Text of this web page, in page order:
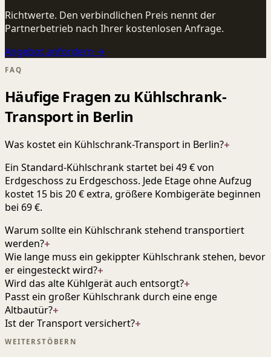
Richtwerte. Den verbindlichen Preis nennt der
Partnerbetrieb nach Ihrer kostenlosen Anfrage.
Angebot anfordern →
FAQ
Häufige Fragen zu Kühlschrank-
Transport in Berlin
Was kostet ein Kühlschrank-Transport in Berlin?+
Ein Standard-Kühlschrank startet bei 49 € von
Erdgeschoss zu Erdgeschoss. Jede Etage ohne Aufzug
kostet 15 bis 20 € extra, größere Kombigeräte beginnen
bei 69 €.
Warum sollte ein Kühlschrank stehend transportiert
werden?+
Wie lange muss ein gekippter Kühlschrank stehen, bevor
er eingesteckt wird?+
Wird das alte Kühlgerät auch entsorgt?+
Passt ein großer Kühlschrank durch eine enge
Altbautür?+
Ist der Transport versichert?+
WEITERSTÖBERN